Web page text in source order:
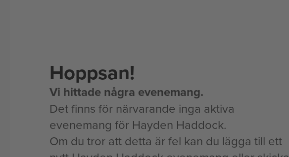
Hoppsan!
Vi hittade några evenemang.
Det finns för närvarande inga aktiva
evenemang för Hayden Haddock.
Om du tror att detta är fel kan du lägga till ett